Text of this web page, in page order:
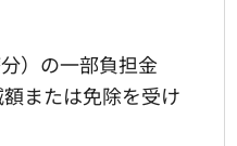
）の一部負担金
または免除を受け